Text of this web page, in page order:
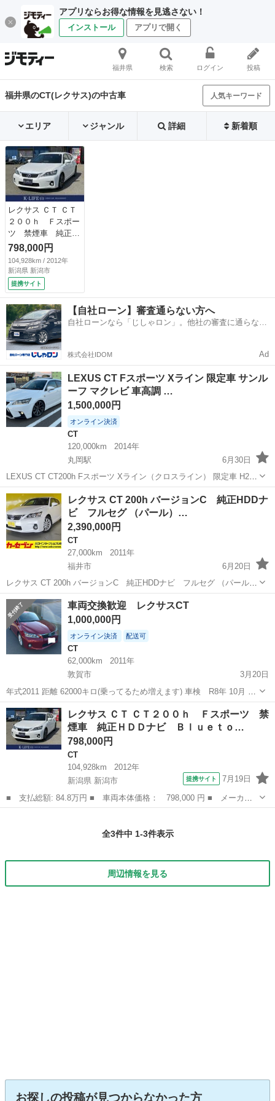
アプリならお得な情報を見逃さない！
インストール アプリで開く
福井県 検索 ログイン 投稿
福井県のCT(レクサス)の中古車 人気キーワード
エリア ジャンル 詳細 新着順
レクサス ＣＴ ＣＴ
２００ｈ Ｆスポー
ツ 禁煙車 純正Ｈ
ＤＤナビ Ｂｌｕｅ
ｔｏｏｔｈ バック
カメラ ドラレコ
スマートキー ＬＥ
Ｄヘッドライト Ｅ
ＴＣ クルコン 純
正１７インチアルミ
ホイール デュアル
エアコン 前シート
ヒーター スポーツ
モード （検9.8）
798,000円
104,928km / 2012年
新潟県 新潟市
提携サイト
【自社ローン】審査通らない方へ
自社ローンなら「じしゃロン」。他社の審査に通らなか
株式会社IDOM Ad
LEXUS CT Fスポーツ Xライン 限定車 サンル
ーフ マクレビ 車高調 …
1,500,000円
オンライン決済
CT
120,000km
2014年
丸岡駅
6月30日
LEXUS CT CT200h Fスポーツ Xライン（クロスライン） 限定車 H27
年式 距離12万キロ 車検令和9年2月まで サンルーフ、マークレビンソ
ン 付き！！ プリクラ付きで、パワーシートです 社外の車高調...
福井 坂井市 丸岡駅
レクサス CT 200h バージョンC 純正HDDナ
ビ フルセグ （パール）…
2,390,000円
CT
27,000km
2011年
福井市
6月20日
レクサス CT 200h バージョンC 純正HDDナビ フルセグ （パール）
ハッチバック 本体価格 2,390,000円 年式(初度登録年):2011(H23) 走行
距離:2.7万km 修復歴:なし リサイクル料:...
福井 福井市 CT 法定
車両交換歓迎 レクサスCT
1,000,000円
オンライン決済 配送可
CT
62,000km
2011年
敦賀市
3月20日
年式2011 距離 62000キロ(乗ってるため増えます) 車検 R8年 10月 不
具合等特になし。 ハイブリッドなので燃費良
福井 敦賀市 CT
レクサス ＣＴ ＣＴ２００ｈ Ｆスポーツ 禁
煙車 純正ＨＤＤナビ Ｂｌｕｅｔｏ…
798,000円
CT
104,928km
2012年
新潟県 新潟市
提携サイト 7月19日
■ 支払総額: 84.8万円 ■ 車両本体価格： 798,000 円 ■ メーカー
名： レクサス ■ 車種名： ＣＴ ■ グレード名： ＣＴ２００
全3件中 1-3件表示
周辺情報を見る
お探しの投稿が見つからなかった方